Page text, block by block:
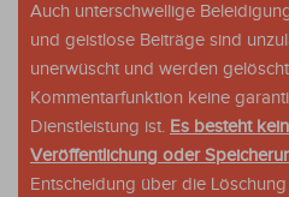
Auch unterschwellige
und geistlose Beiträge sind
unerwüscht und werden
Kommentarfunktion keine
Dienstleistung ist. Es besteht
Veröffentlichung oder
Entscheidung über die